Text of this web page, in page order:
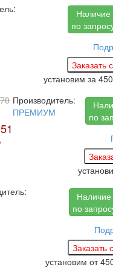
Наличие
по
установим за
Производитель:
ПРЕМИУМ
по
Наличие
по
установим от